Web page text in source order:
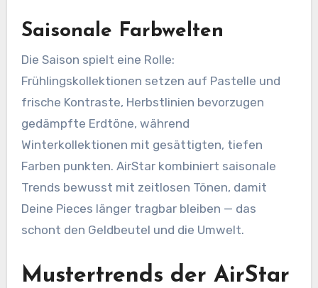
Saisonale Farbwelten
Die Saison spielt eine Rolle:
Frühlingskollektionen setzen auf Pastelle und
frische Kontraste, Herbstlinien bevorzugen
gedämpfte Erdtöne, während
Winterkollektionen mit gesättigten, tiefen
Farben punkten. AirStar kombiniert saisonale
Trends bewusst mit zeitlosen Tönen, damit
Deine Pieces länger tragbar bleiben — das
schont den Geldbeutel und die Umwelt.
Mustertrends der AirStar